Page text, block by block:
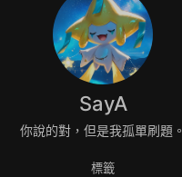
SayA
你說的對，但是我孤單刷題。
標籤